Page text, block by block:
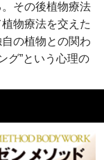
その後植物療法
物療法を交えた
の植物との関わ
グ”という心理の